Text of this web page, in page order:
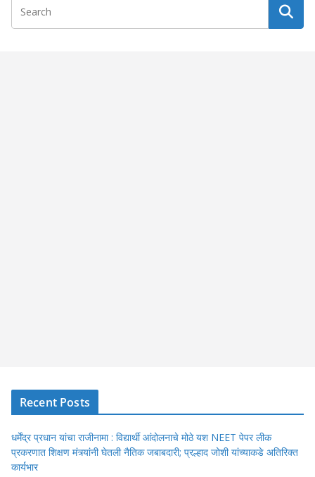
Recent Posts
धर्मेंद्र प्रधान यांचा राजीनामा : विद्यार्थी आंदोलनाचे मोठे यश NEET पेपर लीक
प्रकरणात शिक्षण मंत्र्यांनी घेतली नैतिक जबाबदारी; प्रल्हाद जोशी यांच्याकडे अतिरिक्त
कार्यभार